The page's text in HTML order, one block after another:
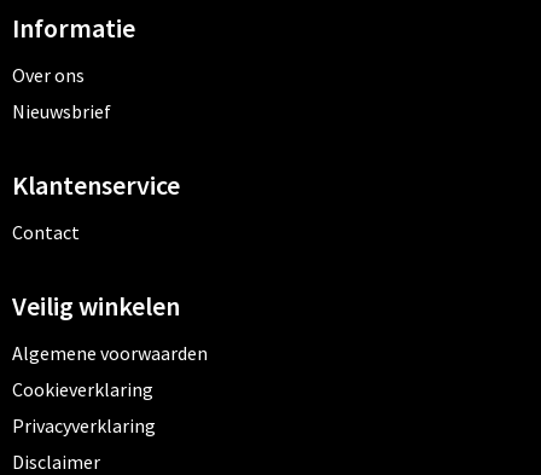
Informatie
Over ons
Nieuwsbrief
Klantenservice
Contact
Veilig winkelen
Algemene voorwaarden
Cookieverklaring
Privacyverklaring
Disclaimer